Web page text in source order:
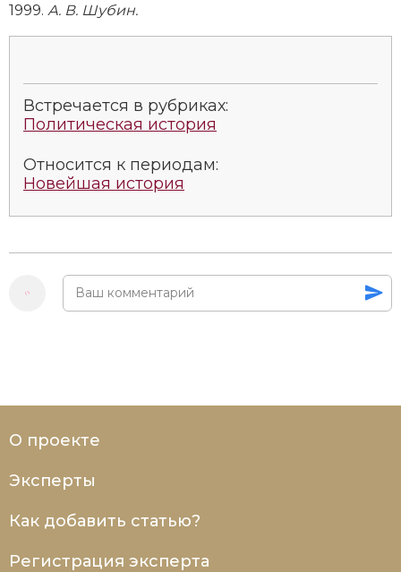
1999. А. В. Шубин.
Встречается в рубриках:
Политическая история
Относится к периодам:
Новейшая история
О проекте
Эксперты
Как добавить статью?
Регистрация эксперта